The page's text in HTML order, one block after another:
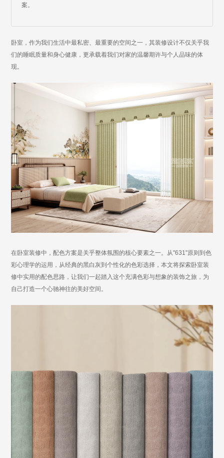
案。
卧室，作为我们生活中最私密、最重要的空间之一，其装修设计不仅关乎我
们的睡眠质量和身心健康，更承载着我们对家的温馨期许与个人品味的体
现。
在卧室装修中，配色方案是关乎整体氛围的核心要素之一。从"631"原则到色
彩心理学的运用，从经典的黑白灰到个性化的色彩选择，本文将探索卧室装
修中实用的配色思路，让我们一起踏入这个充满色彩与想象的装饰之旅，为
自己打造一个心驰神往的美好空间。